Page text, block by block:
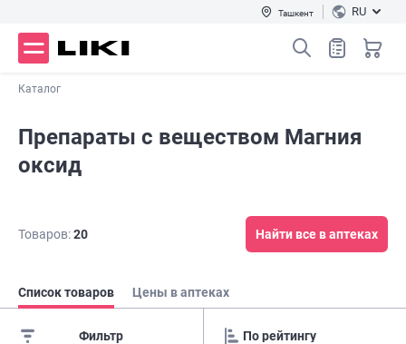
Ташкент RU
Каталог
Препараты с веществом Магния
оксид
Товаров:20 Найти все в аптеках
Список товаров Цены в аптеках
Фильтр